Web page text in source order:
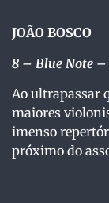
JOÃO BOSCO
8 – Blue Note –
Ao ultrapassar
maiores
imenso
próximo do